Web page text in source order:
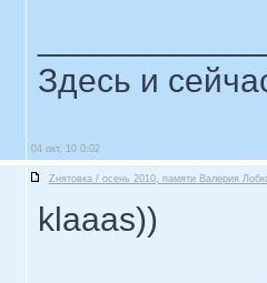
Здесь и
04 окт, 10 0:02
Zнятовка / осень 2010, памяти Валерия
klaaas))